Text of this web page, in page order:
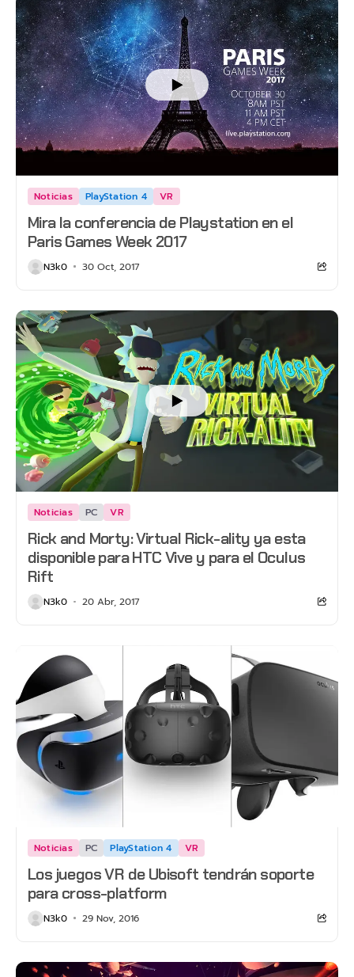
Noticias PlayStation 4 VR
Mira la conferencia de Playstation en el
Paris Games Week 2017
N3k0 30 Oct, 2017
Noticias PC VR
Rick and Morty: Virtual Rick-ality ya esta
disponible para HTC Vive y para el Oculus
Rift
N3k0 20 Abr, 2017
Noticias PC PlayStation 4 VR
Los juegos VR de Ubisoft tendrán soporte
para cross-platform
N3k0 29 Nov, 2016